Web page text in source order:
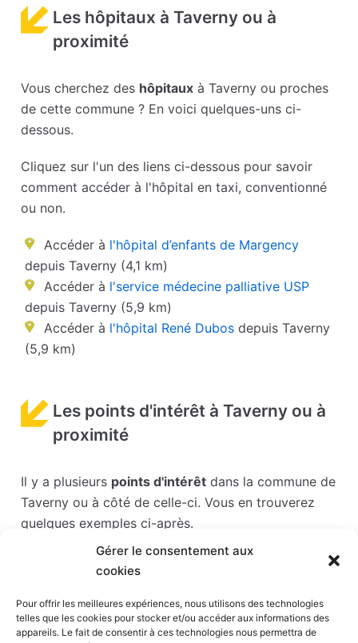
Gérer le consentement aux
cookies
Pour offrir les meilleures expériences, nous utilisons des technologies
telles que les cookies pour stocker et/ou accéder aux informations des
appareils. Le fait de consentir à ces technologies nous permettra de
Les hôpitaux à Taverny ou à
proximité
Vous cherchez des hôpitaux à Taverny ou proches
de cette commune ? En voici quelques-uns ci-
dessous.
Cliquez sur l'un des liens ci-dessous pour savoir
comment accéder à l'hôpital en taxi, conventionné
ou non.
Accéder à l'hôpital d’enfants de Margency
depuis Taverny (4,1 km)
Accéder à l'service médecine palliative USP
depuis Taverny (5,9 km)
Accéder à l'hôpital René Dubos depuis Taverny
(5,9 km)
Les points d'intérêt à Taverny ou à
proximité
Il y a plusieurs points d'intérêt dans la commune de
Taverny ou à côté de celle-ci. Vous en trouverez
quelques exemples ci-après.
Les points d'intérêts sont généralement bien
desservis en matière de transports. Si vous cliquez
sur l'un des liens ci-dessous, vous en saurez plus
sur l'accessibilité en taxi et la proximité des